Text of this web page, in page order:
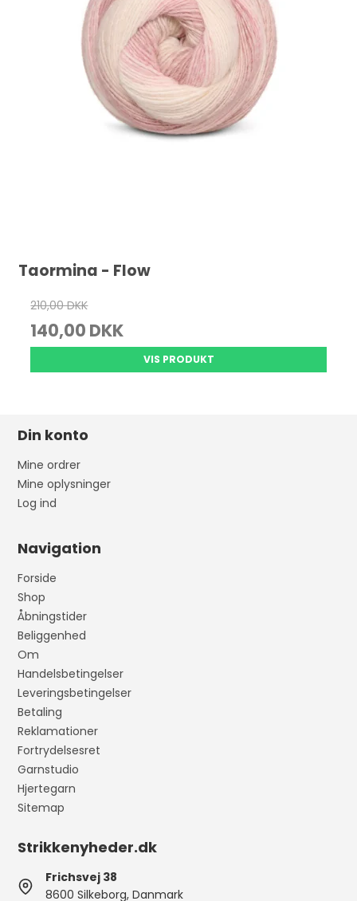
Taormina - Flow
210,00 DKK
140,00 DKK
VIS PRODUKT
Din konto
Mine ordrer
Mine oplysninger
Log ind
Navigation
Forside
Shop
Åbningstider
Beliggenhed
Om
Handelsbetingelser
Leveringsbetingelser
Betaling
Reklamationer
Fortrydelsesret
Garnstudio
Hjertegarn
Sitemap
Strikkenyheder.dk
Frichsvej 38
8600 Silkeborg, Danmark